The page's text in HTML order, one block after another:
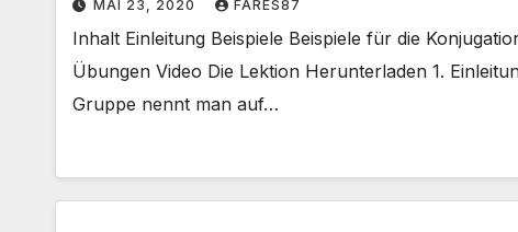
MAI 23, 2020 FARES87
Inhalt Einleitung Beispiele Beispiele für die
Übungen Video Die Lektion Herunterladen 1.
Gruppe nennt man auf…